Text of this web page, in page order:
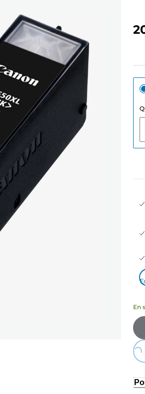
En
Loading...